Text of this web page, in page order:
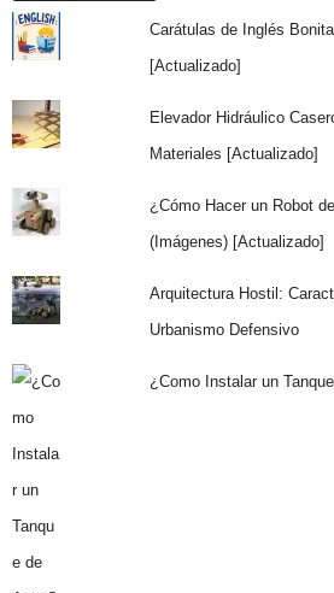
Carátulas de Inglés
[Actualizado]
Elevador Hidráulico
Materiales [Actualizado]
¿Cómo Hacer un Robot
(Imágenes) [Actualizado]
Arquitectura Hostil:
Urbanismo Defensivo
¿Como Instalar un